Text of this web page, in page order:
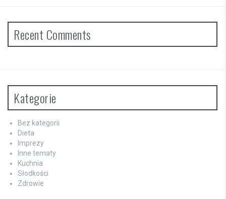
Recent Comments
Kategorie
Bez kategorii
Dieta
Imprezy
Inne tematy
Kuchnia
Słodkości
Zdrowie